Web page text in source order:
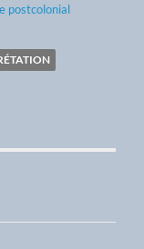
postcolonial